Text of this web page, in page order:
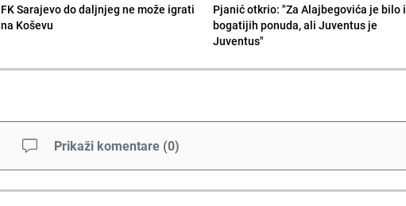
FK Sarajevo do daljnjeg ne može igrati
na Koševu
Pjanić otkrio: "Za Alajbegovića je bilo i
bogatijih ponuda, ali Juventus je
Juventus"
Prikaži komentare (0)